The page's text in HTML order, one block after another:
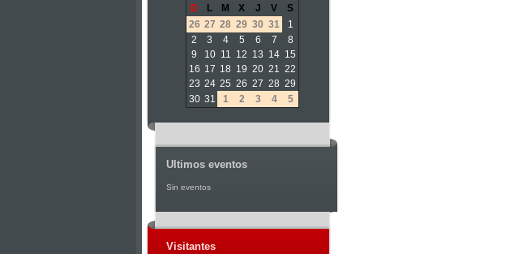
D L M X J V
S
26 27 28 29 30 31
1
2
3 4 5 6 7
8
9
10 11 12 13 14 15
16 17 18 19 20 21 22
23 24 25 26 27 28 29
30 31 1 2 3 4 5
Ultimos eventos
Sin eventos
Visitantes